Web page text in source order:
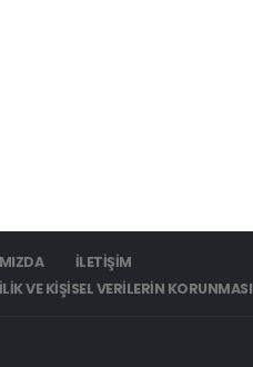
İLETIŞIM
VE KIŞISEL VERILERIN KORUNMASI